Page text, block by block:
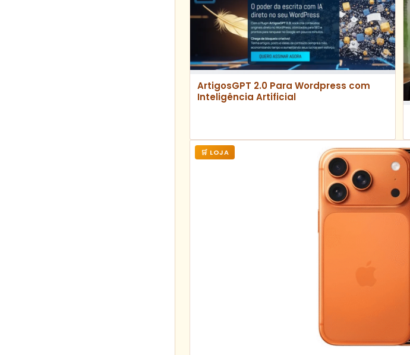
ArtigosGPT 2.0 Para Wordpress com
Inteligência Artificial
🛒 LOJA